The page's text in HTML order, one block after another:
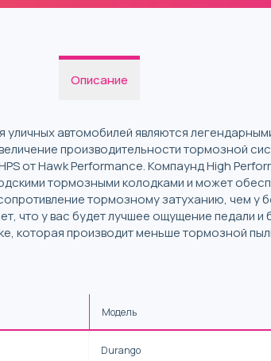
Описание
автомобилей являются
производительности тормозной
от Hawk Performance. Компаунд High
тормозными колодками и может
тормозному затуханию, чем у
что у вас будет лучшее ощущение педали и
которая производит меньше тормозной
Модель
Durango